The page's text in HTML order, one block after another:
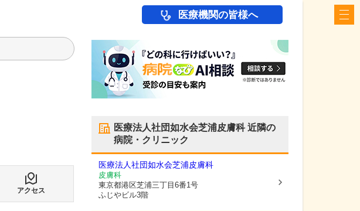
医療機関の皆様へ
アクセス
医療法人社団如水会芝浦皮膚科近隣の
病院・クリニック
医療法人社団如水会芝浦皮膚科
皮膚科
東京都港区芝浦三丁目6番1号
ふじやビル3階